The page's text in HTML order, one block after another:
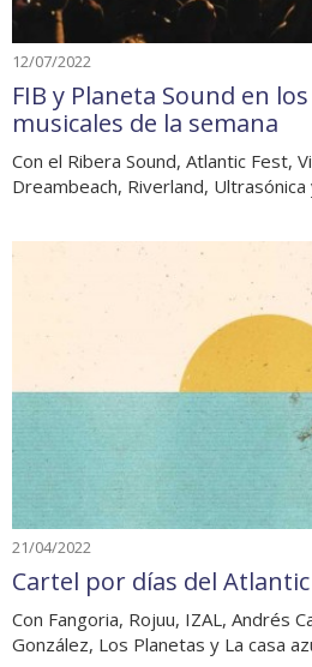
12/07/2022
FIB y Planeta Sound en
musicales de la semana
Con el Ribera Sound, Atlantic Fest,
Dreambeach, Riverland,
21/04/2022
Cartel por días del Atlantic
Con Fangoria, Rojuu, IZAL, Andrés
González, Los Planetas y La casa